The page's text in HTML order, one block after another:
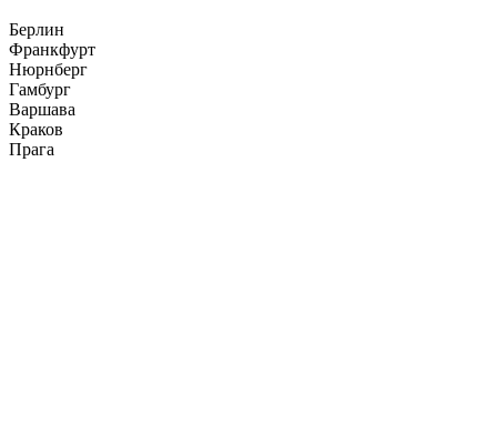
Берлин
Франкфурт
Нюрнберг
Гамбург
Варшава
Краков
Прага